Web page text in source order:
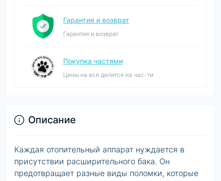
Гарантия и возврат
Гарантия и возврат
Покупка частями
Цены на все делится на час-ти
Описание
Каждая отопительный аппарат нуждается в
присутствии расширительного бака. Он
предотвращает разные виды поломки, которые